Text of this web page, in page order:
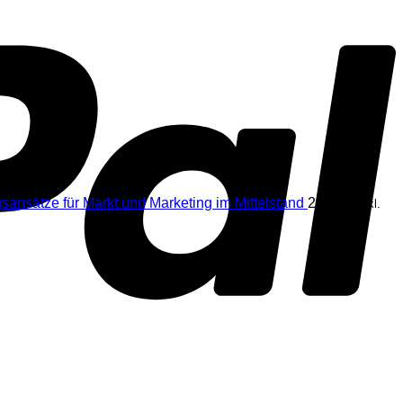
für Markt und Marketing im Mittelstand 29,75
inkl.